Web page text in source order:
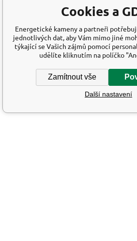
Cookies a
Energetické kameny a partneři
jednotlivých dat, aby Vám mimo jiné
týkající se Vašich zájmů pomocí
udělíte kliknutím na políčko
Zamítnout vše
Další nastavení